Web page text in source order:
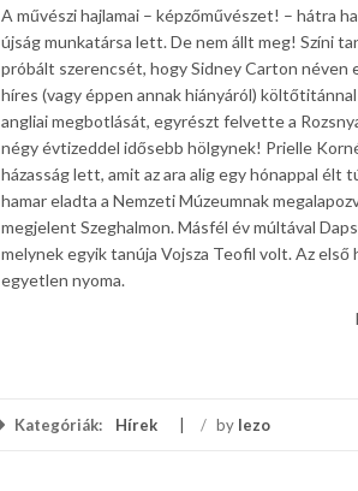
A művészi hajlamai – képzőművészet! – hátra
újság munkatársa lett. De nem állt meg! Színi
próbált szerencsét, hogy Sidney Carton néven
híres (vagy éppen annak hiányáról)
angliai megbotlását, egyrészt felvette a
négy évtizeddel idősebb hölgynek! Prielle
házasság lett, amit az ara alig egy hónappal
hamar eladta a Nemzeti Múzeumnak
megjelent Szeghalmon. Másfél év múltával
melynek egyik tanúja Vojsza Teofil volt. Az
egyetlen nyoma.
Kele
Kategóriák: Hírek / by lezo